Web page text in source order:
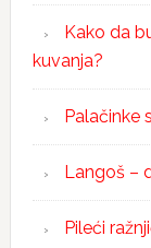
Kako da
kuvanja?
Palačinke
Langoš –
Pileći